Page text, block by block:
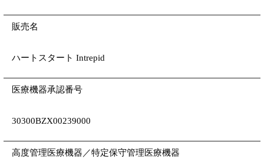
販売名
ハートスタート Intrepid
医療機器承認番号
30300BZX00239000
高度管理医療機器／特定保守管理医療機器